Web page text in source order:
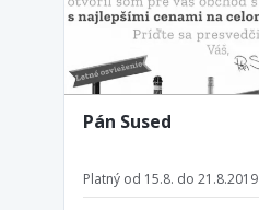
Pán Sused
Platný od 15.8. do 21.8.2019